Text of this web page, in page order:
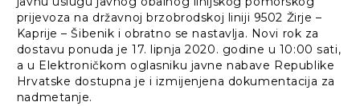
prijevoza na državnoj brzobrodskoj liniji 9502 Žirje –
Kaprije – Šibenik i obratno se nastavlja. Novi rok za
dostavu ponuda je 17. lipnja 2020. godine u 10:00 sati,
a u Elektroničkom oglasniku javne nabave Republike
Hrvatske dostupna je i izmijenjena dokumentacija za
nadmetanje.